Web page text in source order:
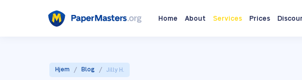
Home About Services Prices
Hjem / Blog / Jilly H.